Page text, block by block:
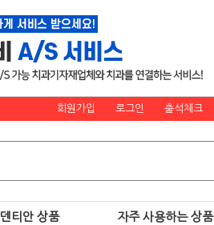
회원가입 로그인 출석체크
덴티안 상품 자주 사용하는 상품